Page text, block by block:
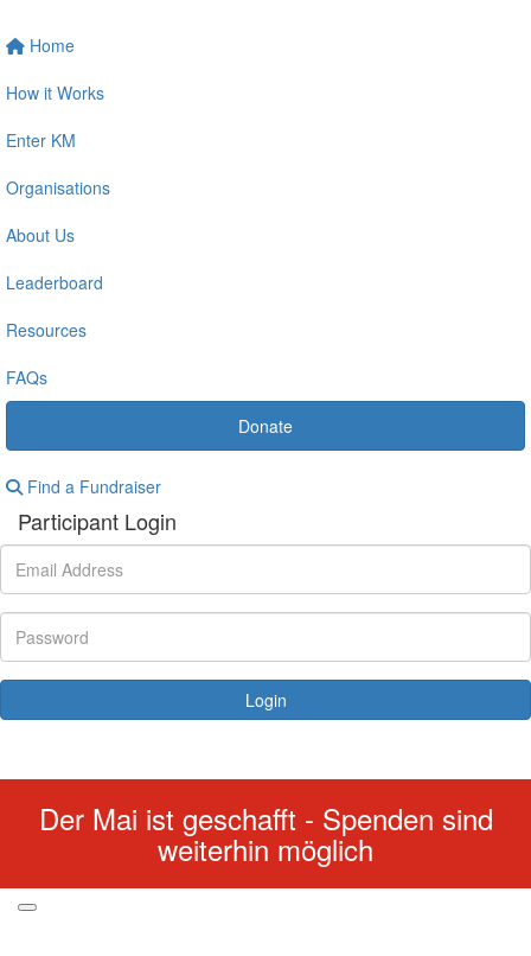
Home
How it Works
Enter KM
Organisations
About Us
Leaderboard
Resources
FAQs
Donate
Find a Fundraiser
Participant Login
Login
Der Mai ist geschafft - Spenden sind
weiterhin möglich